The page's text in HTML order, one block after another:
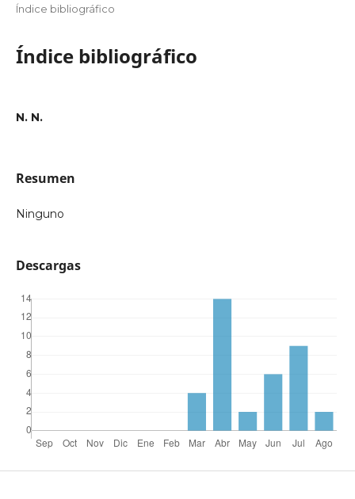
Índice bibliográfico
Índice bibliográfico
N. N.
Resumen
Ninguno
Descargas